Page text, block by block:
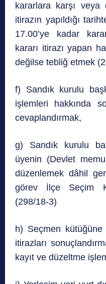
kararlara karşı veya
itirazın yapıldığı
17.00’ye kadar
kararı itirazı yapan
değilse tebliğ etmek
f) Sandık kurulu
işlemleri hakkında
cevaplandırmak,
g) Sandık kurulu
üyenin (Devlet
düzenlemek dâhil
görev İlçe Seçim
(298/18-3)
h) Seçmen kütüğüne
itirazları
kayıt ve düzeltme